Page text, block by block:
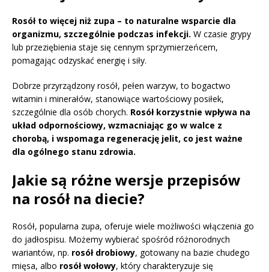
Rosół to więcej niż zupa – to naturalne wsparcie dla
organizmu, szczególnie podczas infekcji. W czasie grypy
lub przeziębienia staje się cennym sprzymierzeńcem,
pomagając odzyskać energię i siły.
Dobrze przyrządzony rosół, pełen warzyw, to bogactwo
witamin i minerałów, stanowiące wartościowy posiłek,
szczególnie dla osób chorych. Rosół korzystnie wpływa na
układ odpornościowy, wzmacniając go w walce z
chorobą, i wspomaga regenerację jelit, co jest ważne
dla ogólnego stanu zdrowia.
Jakie są różne wersje przepisów
na rosół na diecie?
Rosół, popularna zupa, oferuje wiele możliwości włączenia go
do jadłospisu. Możemy wybierać spośród różnorodnych
wariantów, np. rosół drobiowy, gotowany na bazie chudego
mięsa, albo rosół wołowy, który charakteryzuje się